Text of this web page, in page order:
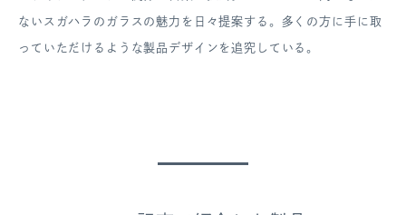
ないスガハラのガラスの魅力を日々提案する。多くの方に手に取
っていただけるような製品デザインを追究している。